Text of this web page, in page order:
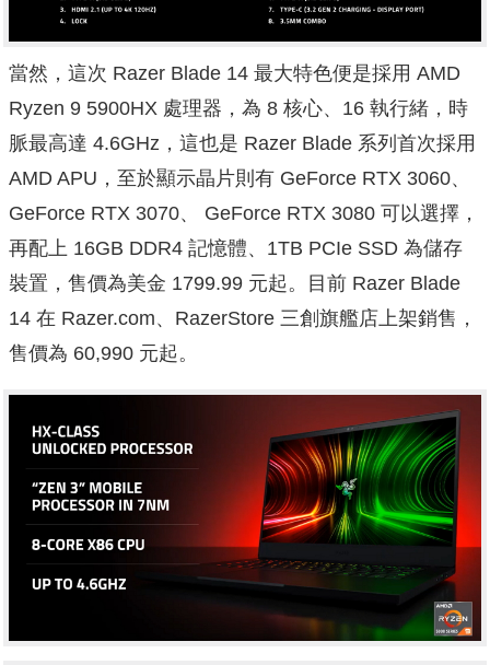
當然，這次 Razer Blade 14 最大特色便是採用 AMD
Ryzen 9 5900HX 處理器，為 8 核心、16 執行緒，時
脈最高達 4.6GHz，這也是 Razer Blade 系列首次採用
AMD APU，至於顯示晶片則有 GeForce RTX 3060、
GeForce RTX 3070、 GeForce RTX 3080 可以選擇，
再配上 16GB DDR4 記憶體、1TB PCIe SSD 為儲存
裝置，售價為美金 1799.99 元起。目前 Razer Blade
14 在 Razer.com、RazerStore 三創旗艦店上架銷售，
售價為 60,990 元起。